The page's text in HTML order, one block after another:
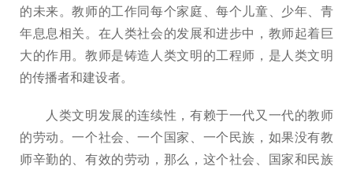
的未来。教师的工作同每个家庭、每个儿童、少年、青
年息息相关。在人类社会的发展和进步中，教师起着巨
大的作用。教师是铸造人类文明的工程师，是人类文明
的传播者和建设者。
人类文明发展的连续性，有赖于一代又一代的教师
的劳动。一个社会、一个国家、一个民族，如果没有教
师辛勤的、有效的劳动，那么，这个社会、国家和民族